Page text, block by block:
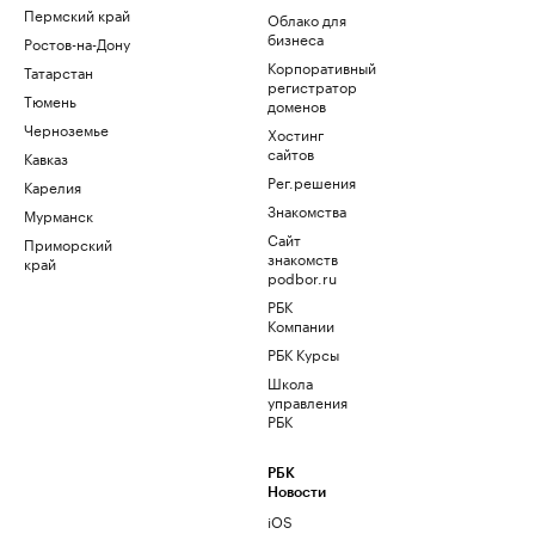
Пермский край
Ростов-на-Дону
Татарстан
Тюмень
Черноземье
Кавказ
Карелия
Мурманск
Приморский
край
Облако для
бизнеса
Корпоративный
регистратор
доменов
Хостинг
сайтов
Рег.решения
Знакомства
Сайт
знакомств
podbor.ru
РБК
Компании
РБК Курсы
Школа
управления
РБК
РБК
Новости
iOS